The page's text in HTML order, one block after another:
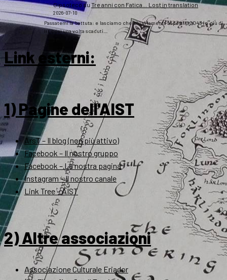
Gipsotecosu Tre anni con Fatica… Lost in translation
2026-07-10
Passatemi la battuta: e lasciamo che chi si lamenta aspetti il 2043 (o giù di
lì), così una volta scaduti…
Link esterni:
1) Pagine dell'AIST
ArsT – Il blog (non più attivo)
Facebook – Il nostro gruppo
Facebook – La nostra pagina
Instagram – Il nostro canale
Link Tree – AIST
2) Altre associazioni
Associazione Culturale Eriador